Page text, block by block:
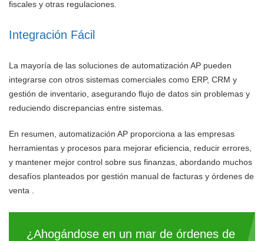
fiscales y otras regulaciones.
Integración Fácil
La mayoría de las soluciones de automatización AP pueden
integrarse con otros sistemas comerciales como ERP, CRM y
gestión de inventario, asegurando flujo de datos sin problemas y
reduciendo discrepancias entre sistemas.
En resumen, automatización AP proporciona a las empresas
herramientas y procesos para mejorar eficiencia, reducir errores,
y mantener mejor control sobre sus finanzas, abordando muchos
desafíos planteados por gestión manual de facturas y órdenes de
venta .
¿Ahogándose en un mar de órdenes de